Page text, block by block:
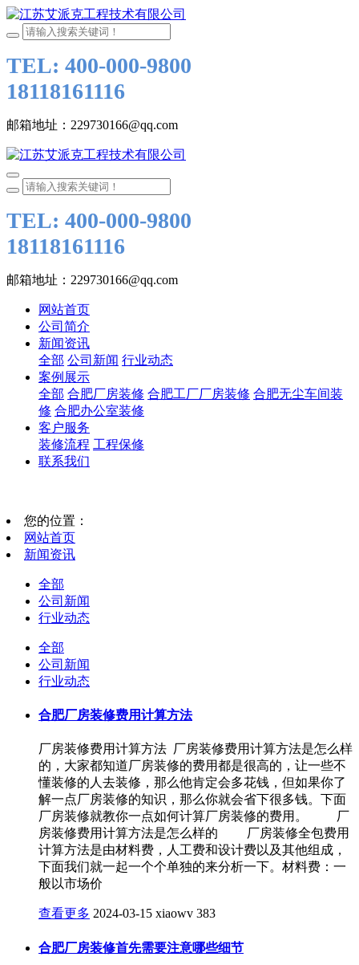
TEL: 400-000-9800
18118161116
邮箱地址：229730166@qq.com
TEL: 400-000-9800
18118161116
邮箱地址：229730166@qq.com
网站首页
公司简介
新闻资讯
全部 公司新闻 行业动态
案例展示
全部 合肥厂房装修 合肥工厂厂房装修 合肥无尘车间装
修 合肥办公室装修
客户服务
装修流程 工程保修
联系我们
您的位置：
网站首页
新闻资讯
全部
公司新闻
行业动态
全部
公司新闻
行业动态
合肥厂房装修费用计算方法
厂房装修费用计算方法 厂房装修费用计算方法是怎么样
的，大家都知道厂房装修的费用都是很高的，让一些不
懂装修的人去装修，那么他肯定会多花钱，但如果你了
解一点厂房装修的知识，那么你就会省下很多钱。下面
厂房装修就教你一点如何计算厂房装修的费用。 厂
房装修费用计算方法是怎么样的 厂房装修全包费用
计算方法是由材料费，人工费和设计费以及其他组成，
下面我们就一起一个个单独的来分析一下。材料费：一
般以市场价
查看更多 2024-03-15 xiaowv 383
合肥厂房装修首先需要注意哪些细节